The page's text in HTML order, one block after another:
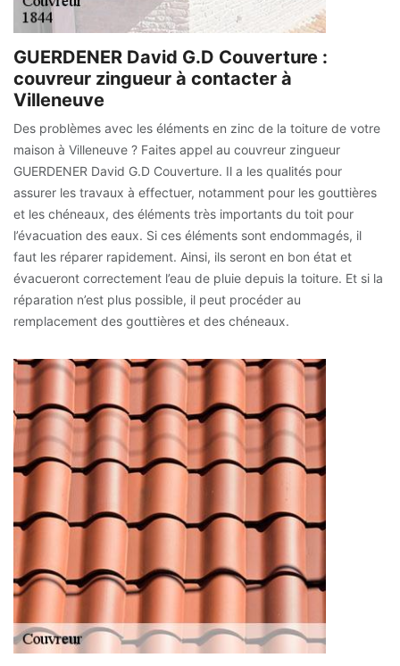
GUERDENER David G.D Couverture :
couvreur zingueur à contacter à
Villeneuve
Des problèmes avec les éléments en zinc de la toiture de votre
maison à Villeneuve ? Faites appel au couvreur zingueur
GUERDENER David G.D Couverture. Il a les qualités pour
assurer les travaux à effectuer, notamment pour les gouttières
et les chéneaux, des éléments très importants du toit pour
l’évacuation des eaux. Si ces éléments sont endommagés, il
faut les réparer rapidement. Ainsi, ils seront en bon état et
évacueront correctement l’eau de pluie depuis la toiture. Et si la
réparation n’est plus possible, il peut procéder au
remplacement des gouttières et des chéneaux.